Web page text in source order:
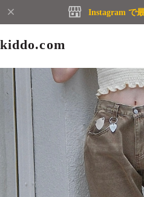
Instagram で
kiddo.com
kiddo.com
Home
About
Category
CATEGORY
WOMEN
Membership
Guide
Information
Contact